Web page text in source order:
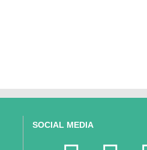
SOCIAL MEDIA